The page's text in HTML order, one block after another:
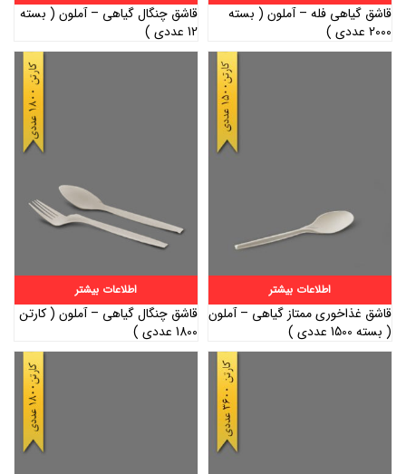
قاشق گیاهی فله – آملون ( بسته
2000 عددی )
قاشق چنگال گیاهی – آملون ( بسته
12 عددی )
اطلاعات بیشتر
قاشق غذاخوری ممتاز گیاهی – آملون
( بسته 1500 عددی )
اطلاعات بیشتر
قاشق چنگال گیاهی – آملون ( کارتن
1800 عددی )